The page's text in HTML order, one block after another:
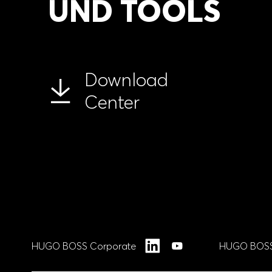
UND TOOLS
Download
Center
HUGO BOSS Corporate
LinkedInYouTube
HUGO